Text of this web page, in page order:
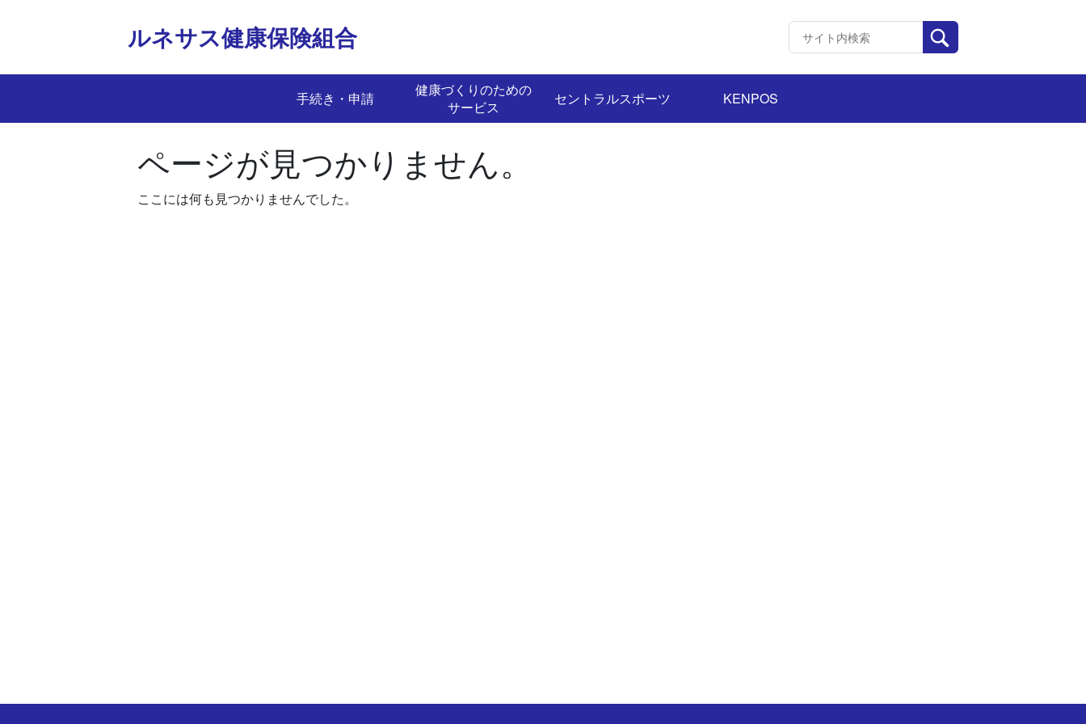
ルネサス健康保険組合
手続き・申請
健康づくりのための
サービス
セントラルスポーツ KENPOS
ページが見つかりません。
ここには何も見つかりませんでした。